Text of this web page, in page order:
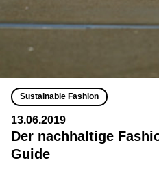
Sustainable Fashion
13.06.2019
Der nachhaltige
Guide